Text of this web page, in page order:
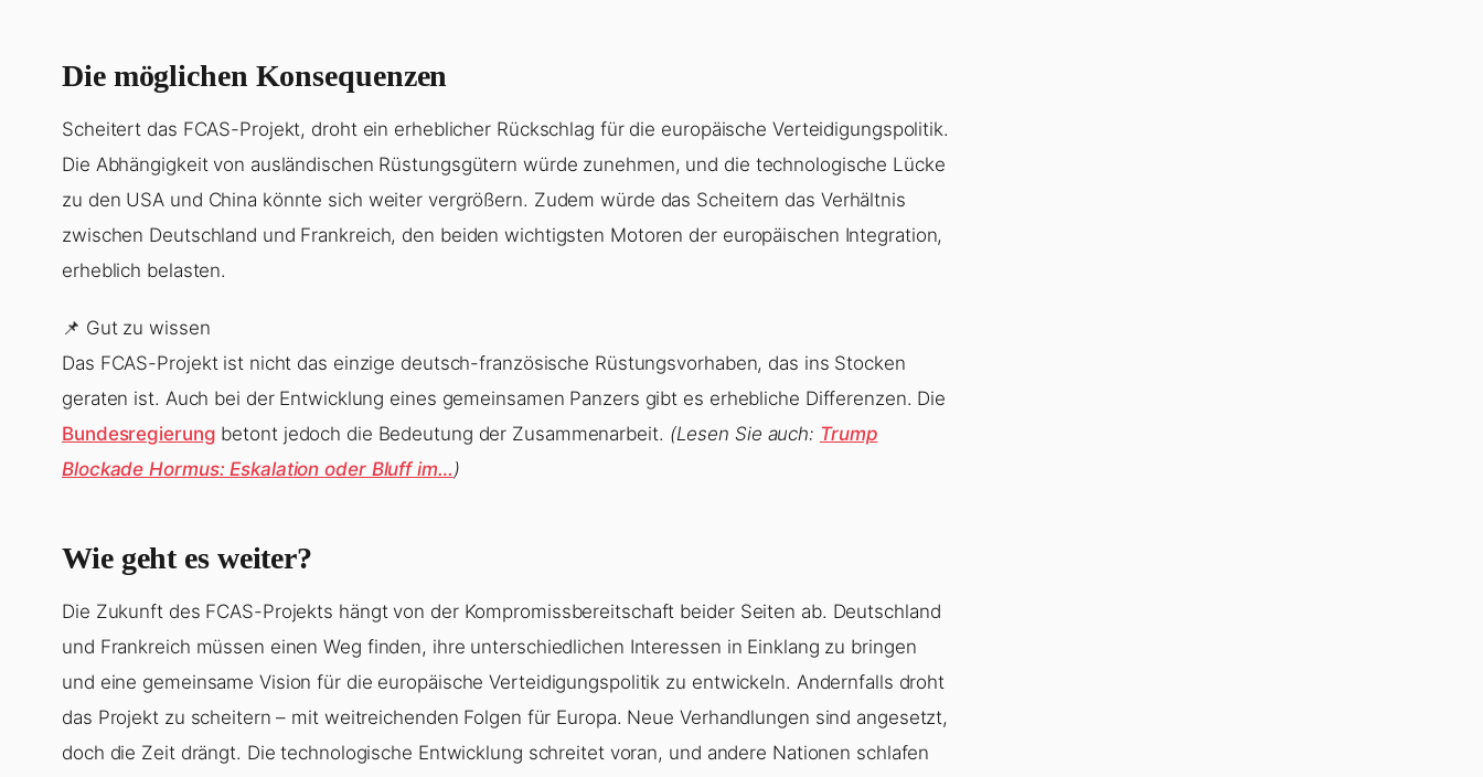
Die möglichen Konsequenzen
Scheitert das FCAS-Projekt, droht ein erheblicher Rückschlag für die europäische Verteidigungspolitik.
Die Abhängigkeit von ausländischen Rüstungsgütern würde zunehmen, und die technologische Lücke
zu den USA und China könnte sich weiter vergrößern. Zudem würde das Scheitern das Verhältnis
zwischen Deutschland und Frankreich, den beiden wichtigsten Motoren der europäischen Integration,
erheblich belasten.
📌 Gut zu wissen
Das FCAS-Projekt ist nicht das einzige deutsch-französische Rüstungsvorhaben, das ins Stocken
geraten ist. Auch bei der Entwicklung eines gemeinsamen Panzers gibt es erhebliche Differenzen. Die
Bundesregierung betont jedoch die Bedeutung der Zusammenarbeit. (Lesen Sie auch: Trump
Blockade Hormus: Eskalation oder Bluff im… )
Wie geht es weiter?
Die Zukunft des FCAS-Projekts hängt von der Kompromissbereitschaft beider Seiten ab. Deutschland
und Frankreich müssen einen Weg finden, ihre unterschiedlichen Interessen in Einklang zu bringen
und eine gemeinsame Vision für die europäische Verteidigungspolitik zu entwickeln. Andernfalls droht
das Projekt zu scheitern – mit weitreichenden Folgen für Europa. Neue Verhandlungen sind angesetzt,
doch die Zeit drängt. Die technologische Entwicklung schreitet voran, und andere Nationen schlafen